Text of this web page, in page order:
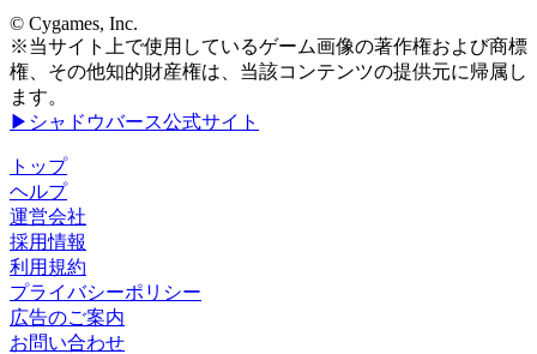
© Cygames, Inc.
※当サイト上で使用しているゲーム画像の著作権および商標
権、その他知的財産権は、当該コンテンツの提供元に帰属し
ます。
▶シャドウバース公式サイト
トップ
ヘルプ
運営会社
採用情報
利用規約
プライバシーポリシー
広告のご案内
お問い合わせ